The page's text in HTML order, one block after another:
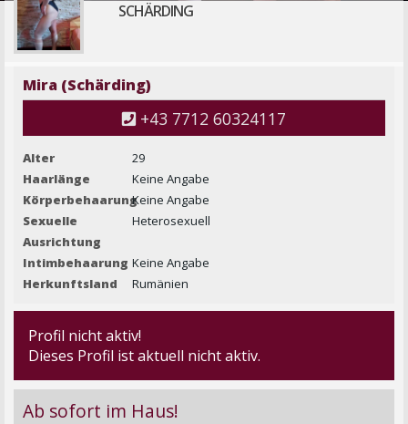
SCHÄRDING
Mira (Schärding)
+43 7712 60324117
Alter
29
Haarlänge
Keine Angabe
KörperbehaarungKeine Angabe
Sexuelle
Ausrichtung
Heterosexuell
Intimbehaarung Keine Angabe
Herkunftsland
Rumänien
Profil nicht aktiv!
Dieses Profil ist aktuell nicht aktiv.
Ab sofort im Haus!